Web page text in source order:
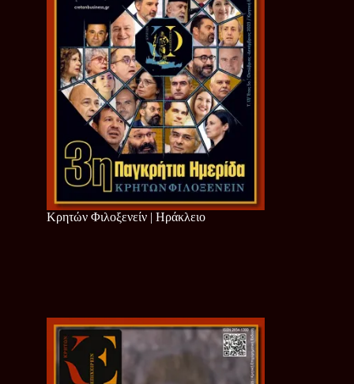
Κρητών Φιλοξενείν | Ηράκλειο